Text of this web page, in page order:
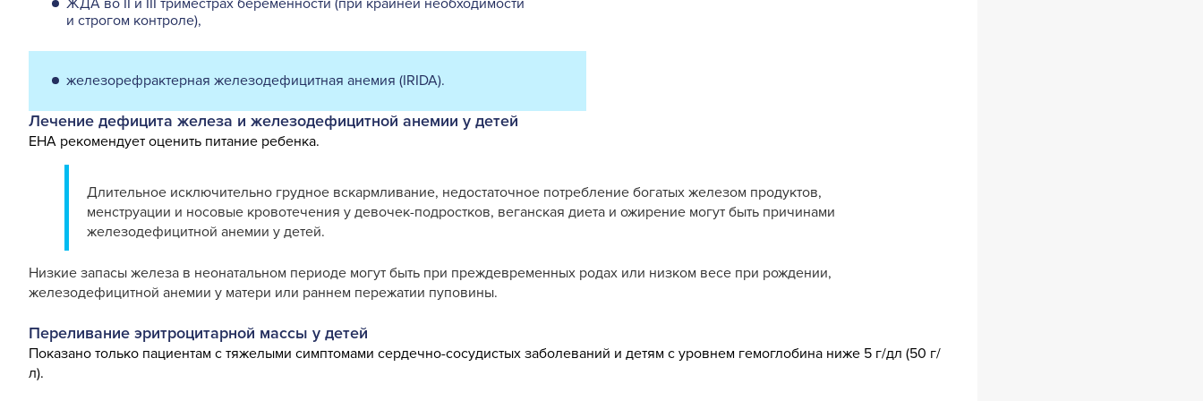
и строгом контроле),
железорефрактерная железодефицитная анемия (IRIDA).
Лечение дефицита железа и железодефицитной анемии у детей
EHA рекомендует оценить питание ребенка.
Длительное исключительно грудное вскармливание, недостаточное потребление богатых железом продуктов,
менструации и носовые кровотечения у девочек-подростков, веганская диета и ожирение могут быть причинами
железодефицитной анемии у детей.
Низкие запасы железа в неонатальном периоде могут быть при преждевременных родах или низком весе при рождении,
железодефицитной анемии у матери или раннем пережатии пуповины.
Переливание эритроцитарной массы у детей
Показано только пациентам с тяжелыми симптомами сердечно-сосудистых заболеваний и детям с уровнем гемоглобина ниже 5 г/дл (50 г/
л).